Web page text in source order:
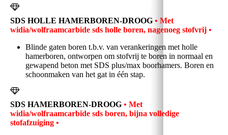
SDS HOLLE HAMERBOREN-DROOG • Met
widia/wolfraamcarbide sds holle boren, nagenoeg stofvrij •
Blinde gaten boren t.b.v. van verankeringen met holle
hamerboren, ontworpen om stofvrij te boren in normaal en
gewapend beton met SDS plus/max boorhamers. Boren en
schoonmaken van het gat in één stap.
SDS HAMERBOREN-DROOG • Met
widia/wolfraamcarbide sds boren, bijna volledige
stofafzuiging •